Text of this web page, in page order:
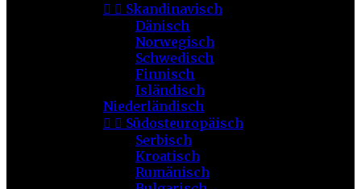
  Skandinavisch
Dänisch
Norwegisch
Schwedisch
Finnisch
Isländisch
Niederländisch
  Südosteuropäisch
Serbisch
Kroatisch
Rumänisch